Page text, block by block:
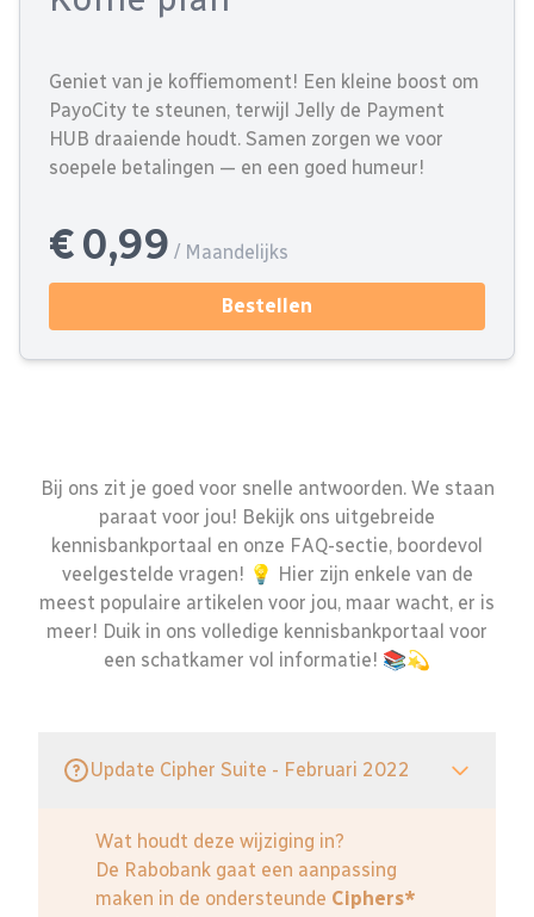
Geniet van je koffiemoment! Een kleine boost om
PayoCity te steunen, terwijl Jelly de Payment
HUB draaiende houdt. Samen zorgen we voor
soepele betalingen — en een goed humeur!
€ 0,99 / Maandelijks
Bestellen
Bij ons zit je goed voor snelle antwoorden. We staan
paraat voor jou! Bekijk ons uitgebreide
kennisbankportaal en onze FAQ-sectie, boordevol
veelgestelde vragen! 💡 Hier zijn enkele van de
meest populaire artikelen voor jou, maar wacht, er is
meer! Duik in ons volledige kennisbankportaal voor
een schatkamer vol informatie! 📚💫
Update Cipher Suite - Februari 2022
Wat houdt deze wijziging in?
De Rabobank gaat een aanpassing
maken in de ondersteunde Ciphers*